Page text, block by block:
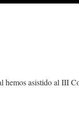
asistido al III